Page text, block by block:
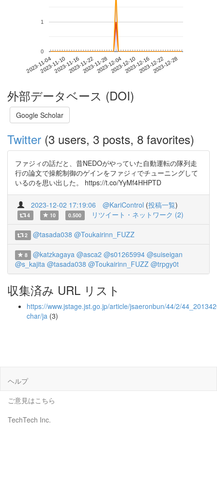
2023-11-042023-11-102023-11-162023-11-222023-11-282023-12-042023-12-102023-12-162023-12-222023-12-28
0
1
外部データベース (DOI)
Google Scholar
Twitter (3 users, 3 posts, 8 favorites)
ファジィの話だと、昔NEDOがやっていた自動運転の隊列走
行の論文で操舵制御のゲインをファジィでチューニングして
いるのを思い出した。 https://t.co/YyMf4HHPTD
2023-12-02 17:19:06 @KariControl (投稿一覧)
4 10 0.500 リツイート・ネットワーク (2)
2 @tasada038 @Toukairinn_FUZZ
8 @katzkagaya @asca2 @s01265994 @suiseigan
@s_kajita @tasada038 @Toukairinn_FUZZ @trpgy0t
収集済み URL リスト
https://www.jstage.jst.go.jp/article/jsaeronbun/44/2/
char/ja (3)
ヘルプ
ご意見はこちら
TechTech Inc.